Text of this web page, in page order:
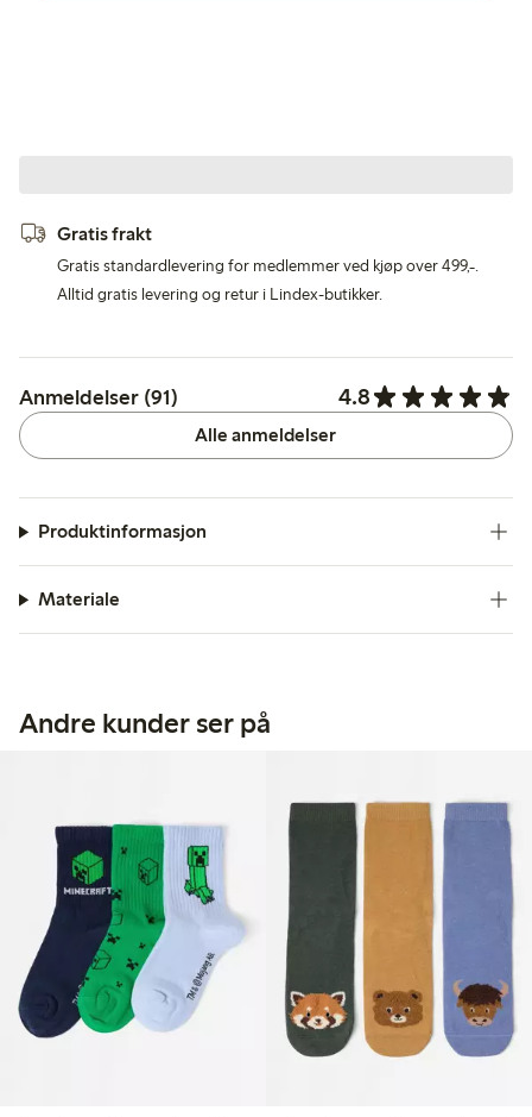
Gratis frakt
Gratis standardlevering for medlemmer ved kjøp over 499,-.
Alltid gratis levering og retur i Lindex-butikker.
Anmeldelser (91) 4.8
Alle anmeldelser
Produktinformasjon
Materiale
Andre kunder ser på